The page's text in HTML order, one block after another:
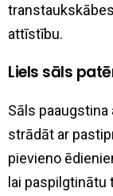
attīstību.
Liels sāls
Sāls
strādāt ar
pievieno
lai paspilgtinātu